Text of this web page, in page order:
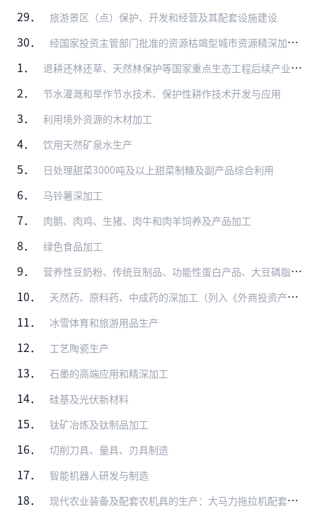
29． 旅游景区（点）保护、开发和经营及其配套设施建设
30． 经国家投资主管部门批准的资源枯竭型城市资源精深加工和接续产业等项目
1． 退耕还林还草、天然林保护等国家重点生态工程后续产业开发
2． 节水灌溉和旱作节水技术、保护性耕作技术开发与应用
3． 利用境外资源的木材加工
4． 饮用天然矿泉水生产
5． 日处理甜菜3000吨及以上甜菜制糖及副产品综合利用
6． 马铃薯深加工
7． 肉鹅、肉鸡、生猪、肉牛和肉羊饲养及产品加工
8． 绿色食品加工
9． 营养性豆奶粉、传统豆制品、功能性蛋白产品、大豆磷脂等非转基因大豆制品生产和加工
10． 天然药、原料药、中成药的深加工（列入《外商投资产业指导目录》限制类、禁止类的除外）
11． 冰雪体育和旅游用品生产
12． 工艺陶瓷生产
13． 石墨的高端应用和精深加工
14． 硅基及光伏新材料
15． 钛矿冶炼及钛制品加工
16． 切削刀具、量具、刃具制造
17． 智能机器人研发与制造
18． 现代农业装备及配套农机具的生产：大马力拖拉机配套零部件、水稻插秧机及其它种植机械、玉米收获机、谷物联合收获机、其它收获机及配套零部件